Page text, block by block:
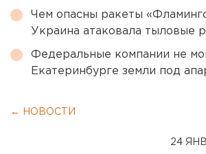
Чем опасны ракеты
Украина атаковала тыловые
Федеральные компании не
Екатеринбурге земли под
← НОВОСТИ
24